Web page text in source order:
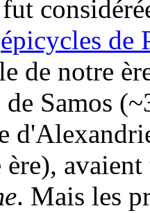
épicycles de
de notre
Samos
. Mais les